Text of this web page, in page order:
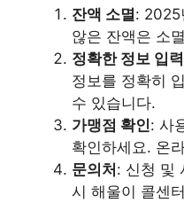
잔액 소멸: 2025
않은 잔액은 소
정확한 정보 입력
정보를 정확히
수 있습니다.
가맹점 확인: 사
확인하세요. 온
문의처: 신청 및
시 해울이 콜센